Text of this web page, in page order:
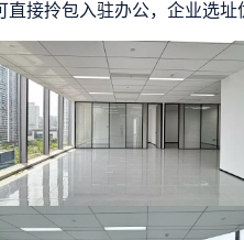
接拎包入驻办公，企业选址